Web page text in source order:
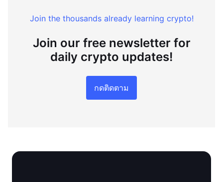
Join the thousands already learning crypto!
Join our free newsletter for
daily crypto updates!
กดติดตาม